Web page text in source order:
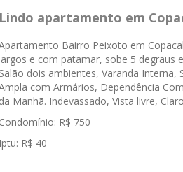
Lindo apartamento em
Bairro Peixoto em
e com patamar, sobe 5 degraus
Salão dois ambientes, Varanda
com Armários, Dependência
da Manhã. Indevassado, Vista livre,
Condomínio: R$ 750
Iptu: R$ 40